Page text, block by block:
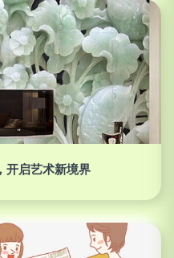
开启艺术新境界